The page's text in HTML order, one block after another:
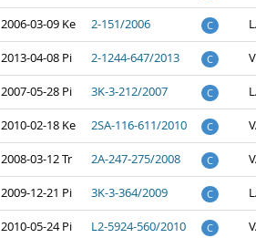
2006-03-09 Ke 2-151/2006 C
2013-04-08 Pi 2-1244-647/2013 C
2007-05-28 Pi 3K-3-212/2007 C
2010-02-18 Ke 2SA-116-611/2010 C
2008-03-12 Tr 2A-247-275/2008 C
2009-12-21 Pi 3K-3-364/2009 C
2010-05-24 Pi L2-5924-560/2010 C